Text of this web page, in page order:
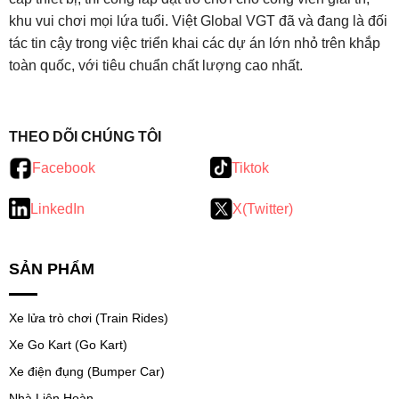
Bước 4: Tàu giảm tốc và kết thúc
Sau 1,5 đến 3 phút, tàu bắt đầu chậm lại và dừng hoàn
an toàn.
biệt
Cảm giác mất phương hướng
khu vui chơi mọi lứa tuổi. Việt Global VGT đã và đang là đối
tác tin cậy trong việc triển khai các dự án lớn nhỏ trên khắp
toàn quốc, với tiêu chuẩn chất lượng cao nhất.
THEO DÕI CHÚNG TÔI
Facebook Tiktok
LinkedIn X(Twitter)
SẢN PHẨM
Xe lửa trò chơi (Train Rides)
Xe Go Kart (Go Kart)
Xe điện đụng (Bumper Car)